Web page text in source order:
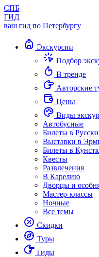
СПБ
ГИД
ваш гид по Петербургу
Экскурсии
Подбор
В тренде
Авторские
Цены
Виды
Автобусные
Билеты в
Выставки в
Билеты в
Квесты
Развлечения
В Карелию
Дворцы и
Мастер-классы
Ночные
Все темы
Скидки
Туры
Гиды